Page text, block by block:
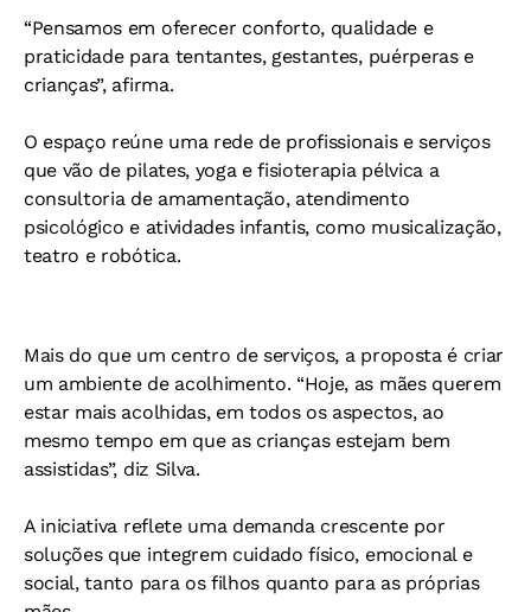
“Pensamos em oferecer conforto, qualidade e
praticidade para tentantes, gestantes, puérperas e
crianças”, afirma.
O espaço reúne uma rede de profissionais e serviços
que vão de pilates, yoga e fisioterapia pélvica a
consultoria de amamentação, atendimento
psicológico e atividades infantis, como musicalização,
teatro e robótica.
Mais do que um centro de serviços, a proposta é criar
um ambiente de acolhimento.“Hoje, as mães querem
estar mais acolhidas, em todos os aspectos, ao
mesmo tempo em que as crianças estejam bem
assistidas”, diz Silva.
A iniciativa reflete uma demanda crescente por
soluções que integrem cuidado físico, emocional e
social, tanto para os filhos quanto para as próprias